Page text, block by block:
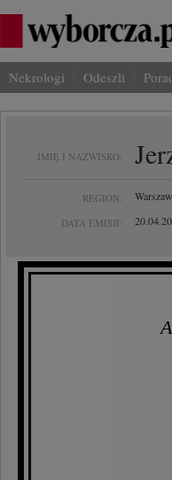
Nekrologi Odeszli
IMIĘ I NAZWISKO:
REGION:
DATA EMISJI: